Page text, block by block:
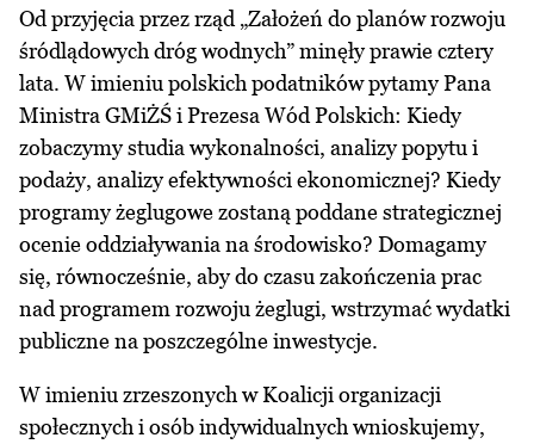
Od przyjęcia przez rząd „Założeń do planów rozwoju
śródlądowych dróg wodnych” minęły prawie cztery
lata. W imieniu polskich podatników pytamy Pana
Ministra GMiŻŚ i Prezesa Wód Polskich: Kiedy
zobaczymy studia wykonalności, analizy popytu i
podaży, analizy efektywności ekonomicznej? Kiedy
programy żeglugowe zostaną poddane strategicznej
ocenie oddziaływania na środowisko? Domagamy
się, równocześnie, aby do czasu zakończenia prac
nad programem rozwoju żeglugi, wstrzymać wydatki
publiczne na poszczególne inwestycje.
W imieniu zrzeszonych w Koalicji organizacji
społecznych i osób indywidualnych wnioskujemy,